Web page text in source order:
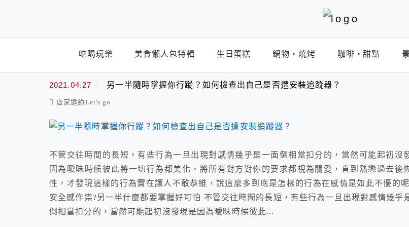
吃喝玩樂 美食懶人包特輯 生日蛋糕 鍋物‧燒烤 咖啡‧甜點
定位器
2021.04.27 另一半隨時掌握你行蹤？如何檢查出自己是否遭安裝追蹤器？
店家邀約Let's go
不管交往時間的長短，有些行為一旦出現對感情幾乎是一面倒相當扣分的，當然可能起初沒
因為曖昧時候彼此將一切行為都美化，將所有對方對你的要求都視為關愛，直到熱戀過去後
性，才發現這樣的行為實在讓人不敢恭維，說這麼多到底是怎樣的行為在感情是如此不優的
安全感作祟?另一半什麼都要掌握好可怕 不管交往時間的長短，有些行為一旦出現對感情幾乎
倒相當扣分的，當然可能起初沒發現是因為曖昧時候彼此...